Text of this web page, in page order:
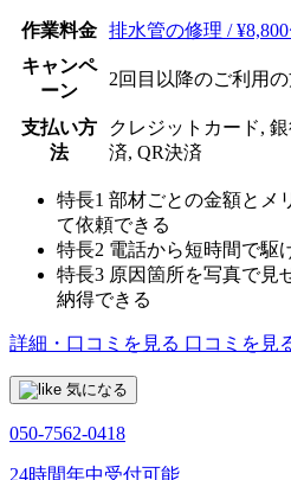
作業料金
排水管の修理 /
キャンペ
ーン
2回目以降のご利用の
支払い方
法
クレジットカード,
済, QR決済
特長1 部材ごとの金額とメ
て依頼できる
特長2 電話から短時間で駆
特長3 原因箇所を写真で見
納得できる
詳細・口コミを見る 口コミを見
気になる
050-7562-0418
24時間年中受付可能